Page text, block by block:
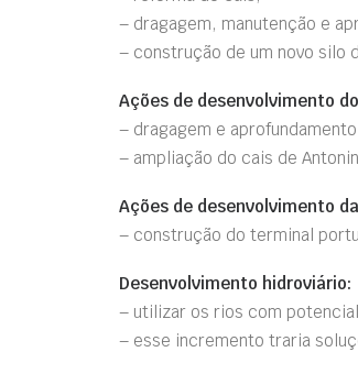
– dragagem, manutenção e
– construção de um novo silo
Ações de desenvolvimento
– dragagem e
– ampliação do cais de
Ações de desenvolvimento
– construção do terminal
Desenvolvimento hidroviário:
– utilizar os rios com
– esse incremento traria